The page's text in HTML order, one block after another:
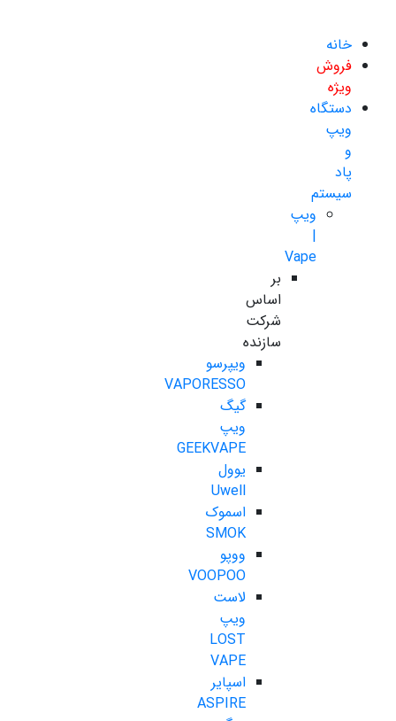
خانه
فروش
ویژه
دستگاه
ویپ
و
پاد
سیستم
ویپ
|
Vape
بر
اساس
شرکت
سازنده
ویپرسو
VAPORESSO
گیگ
ویپ
GEEKVAPE
یوول
Uwell
اسموک
SMOK
ووپو
VOOPOO
لاست
ویپ
LOST
VAPE
اسپایر
ASPIRE